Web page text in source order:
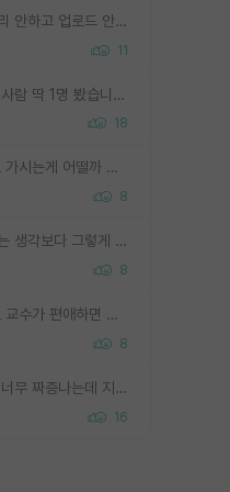
그냥 랩실 홈페이지 관리 안하고 업로드 안한거 아님?
11
서성한 박사로 교수 된 사람 딱 1명 봤습니다. 근데 지방대 박사로 교수된 거는 기적이 일어나야되요. 서성한 학부부터여도 빡센게 교수임용일텐데 지방대박사로 무슨 교수가 되나요...... 중소기업/중견기업 팀장급/연구소장급이나 될거 같네요.
18
옮기시려면 미국박사로 가시는게 어떨까 싶네요. 교수가 꿈이면 미국박사 하고 미국교수 까지 같이 노리시는게 기회가 많지 않을까요?
8
교수 뽑는데 출신 학교는 생각보다 그렇게 안 봄. 앞으로는 더 안 보게 될거임. 박사는 어디서 진행해도 됨. 단, 제대로 쌓고 좋은 실적 만들 수 있다면. 그런데 지방대는 그럴 가능성이 지극히 낮음. 나만 열심히 잘 하면 된다? 인간은 주변 환경에 지배되는 나약한 존재임. 주변의 지방대 대학원생과 섞이고 지방 특유의 여유로움 또는 나쁘게 얘기해서 나태함에 젖어 살다보면 교수의 꿈 자체를 잊어버리게 될 가능성도 있음. 주변 환경이 70~80%임.
8
그보다도 신기할정도로 교수가 편애하면 그사람만 논문이 되더라구요 내용이 다른 사람보다 허접해도요
8
지방대 이 단어가 진짜 너무 짜증나는데 지방대면 다 그냥 쓰레기인가요? 무슨 말 같지도 않은 댓글들이 있는건지??? 지방에도 충분히 좋은 대학 많고 충분히 잘하는 교수님들 많습니다 포항공대 4개 IST 대표 지거국들 여기 모두 다 지방에 있고 여기 출신들 중에 교수하는 분들 적지 않습니다 지거국 출신이 무슨 교수를 하냐?라고 생각할 사람들 많은데 상위 대표 지거국에 아웃라이어들 많습니다 결국 개인의 연구역량과 실적이 중요합니다 이 역량을 펼치는데 있어서 지도교수와의 합도 중요합니다. 그리고 경력이 필요하면 해외포닥까지 다녀오세요
16